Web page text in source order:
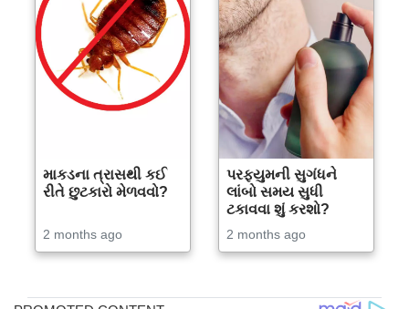
માકડના ત્રાસથી કઈ
રીતે છુટકારો મેળવવો?
2 months ago
પરફ્યુમની સુગંધને
લાંબો સમય સુધી
ટકાવવા શું કરશો?
2 months ago